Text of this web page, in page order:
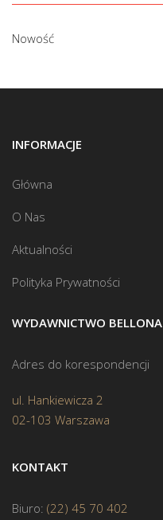
Nowość
INFORMACJE
Główna
O Nas
Aktualności
Polityka Prywatności
WYDAWNICTWO BELLONA
Adres do korespondencji
ul. Hankiewicza 2
02-103 Warszawa
KONTAKT
Biuro: (22) 45 70 402